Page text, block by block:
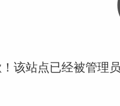
该站点已经被管理